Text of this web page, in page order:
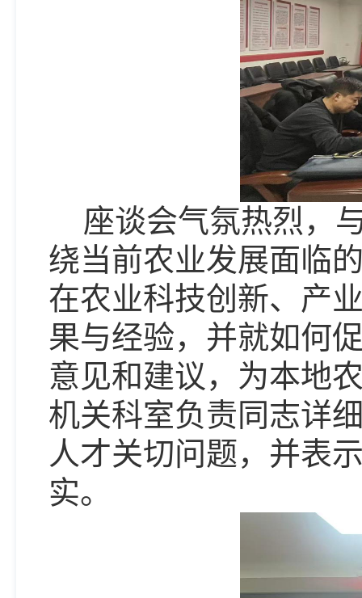
座谈会气氛热烈，
绕当前农业发展面临
在农业科技创新、产
果与经验，并就如何
意见和建议，为本地
机关科室负责同志详
人才关切问题，并表
实。